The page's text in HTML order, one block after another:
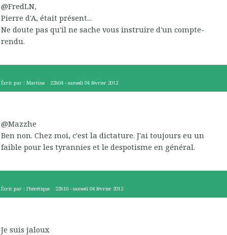
@FredLN,
Pierre d'A, était présent...
Ne doute pas qu'il ne sache vous instruire d'un compte-
rendu.
Écrit par : Martine 22h04 -samedi 04 février 2012
@Mazzhe
Ben non. Chez moi, c'est la dictature. J'ai toujours eu un
faible pour les tyrannies et le despotisme en général.
Écrit par : l'hérétique 22h10 -samedi 04 février 2012
Je suis jaloux